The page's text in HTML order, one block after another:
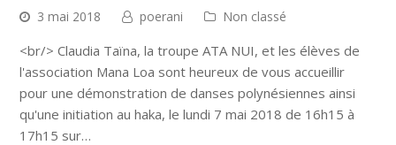
3 mai 2018 poerani Non classé
<br/> Claudia Taïna, la troupe ATA NUI, et les élèves de
l'association Mana Loa sont heureux de vous accueillir
pour une démonstration de danses polynésiennes ainsi
qu'une initiation au haka, le lundi 7 mai 2018 de 16h15 à
17h15 sur…